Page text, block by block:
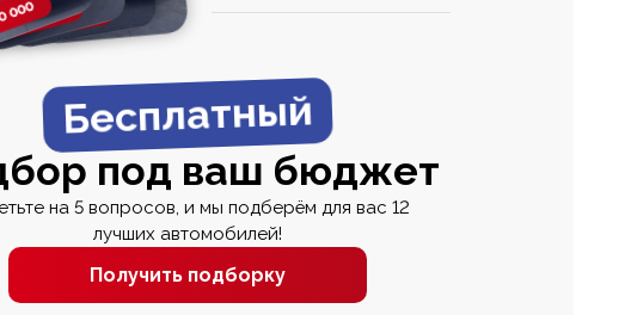
000
2 820 000
2 820 0002 670 000
Бесплатный
под ваш бюджет
на 5 вопросов, и мы подберём для вас 12
лучших автомобилей!
Получить подборку